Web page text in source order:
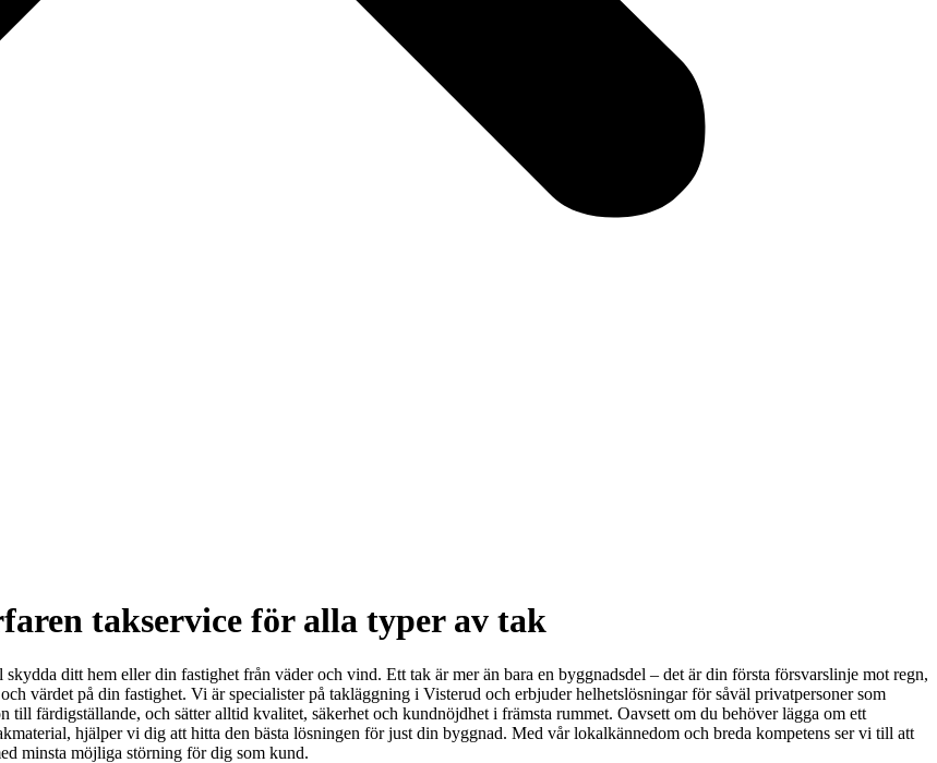
takservice för alla typer av tak
ditt hem eller din fastighet från väder och vind. Ett tak är mer än bara en byggnadsdel – det är din första försvarslinje mot regn,
värdet på din fastighet. Vi är specialister på takläggning i Visterud och erbjuder helhetslösningar för såväl privatpersoner som
till färdigställande, och sätter alltid kvalitet, säkerhet och kundnöjdhet i främsta rummet. Oavsett om du behöver lägga om ett
hjälper vi dig att hitta den bästa lösningen för just din byggnad. Med vår lokalkännedom och breda kompetens ser vi till att
minsta möjliga störning för dig som kund.